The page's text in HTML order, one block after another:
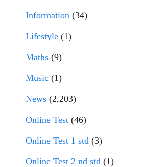
Information (34)
Lifestyle (1)
Maths (9)
Music (1)
News (2,203)
Online Test (46)
Online Test 1 std (3)
Online Test 2 nd std (1)